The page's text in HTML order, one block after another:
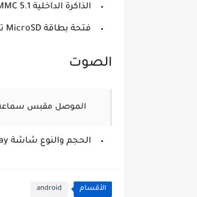
الذاكرة الداخلية GB 32/64 3 e-MMC 5.1
فتحة بطاقة MicroSD تدعم حتى 400GB
الصوت
الموصل مقبس سماعة
الحجم والنوع شاشة PureDisplay بدقة +Full HD ومقاس 5,84 بوصات - الدقّة 19:9
الأقسام android